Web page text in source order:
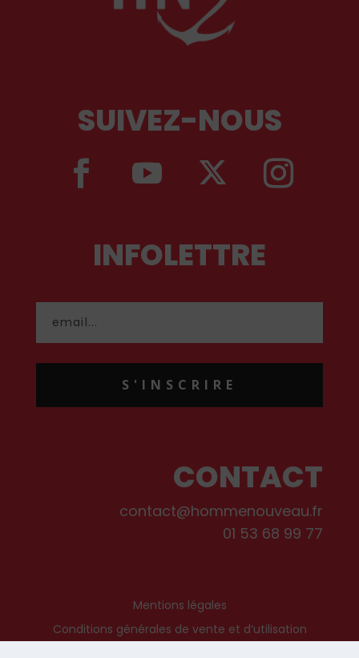
SUIVEZ-NOUS
INFOLETTRE
S'INSCRIRE
CONTACT
contact@hommenouveau.fr
01 53 68 99 77
Mentions légales
Conditions générales de vente et d’utilisation